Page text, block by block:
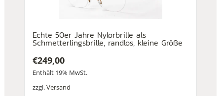
Echte 50er Jahre Nylorbrille als
Schmetterlingsbrille, randlos, kleine Größe
€249,00
Enthält 19% MwSt.
zzgl.Versand